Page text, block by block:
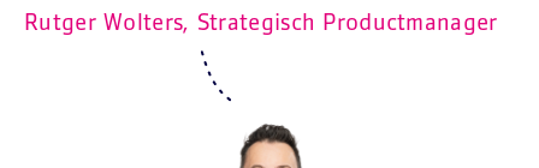
Rutger Wolters, Strategisch Productmanager